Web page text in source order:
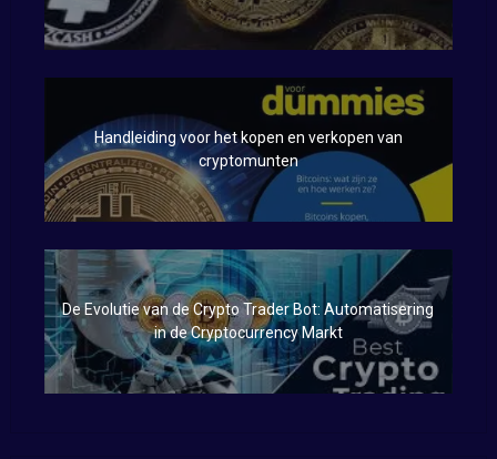
Handleiding voor het kopen en verkopen van
cryptomunten
De Evolutie van de Crypto Trader Bot: Automatisering
in de Cryptocurrency Markt